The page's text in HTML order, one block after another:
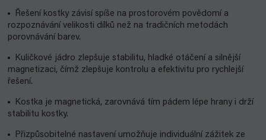
Řešení kostky závisí spíše na prostorovém povědomí a
rozpoznávání velikosti dílků než na tradičních metodách
porovnávání barev.
Kuličkové jádro zlepšuje stabilitu, hladké otáčení a silnější
magnetizaci, čímž zlepšuje kontrolu a efektivitu pro rychlejší
řešení.
Kostka je magnetická, zarovnává tím pádem lépe hrany i drží
stabilitu kostky.
Přizpůsobitelné nastavení umožňuje individuální zážitek ze